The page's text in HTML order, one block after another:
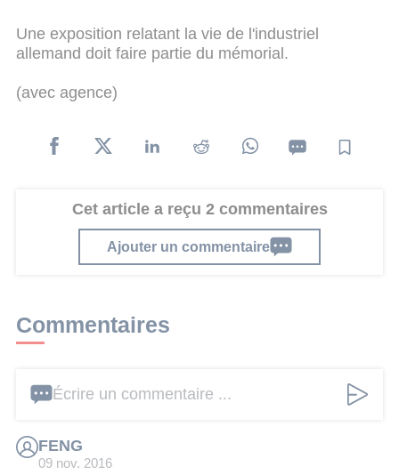
Une exposition relatant la vie de l'industriel
allemand doit faire partie du mémorial.
(avec agence)
Cet article a reçu 2 commentaires
Ajouter un commentaire
Commentaires
Écrire un commentaire ...
FENG
09 nov. 2016